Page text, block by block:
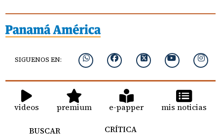
SIGUENOS EN:
videos premium e-papper mis noticias
BUSCAR
CRÍTICA